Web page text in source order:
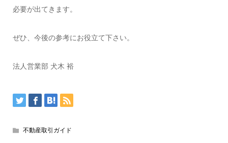
必要が出てきます。
ぜひ、今後の参考にお役立て下さい。
法人営業部 犬木 裕
不動産取引ガイド